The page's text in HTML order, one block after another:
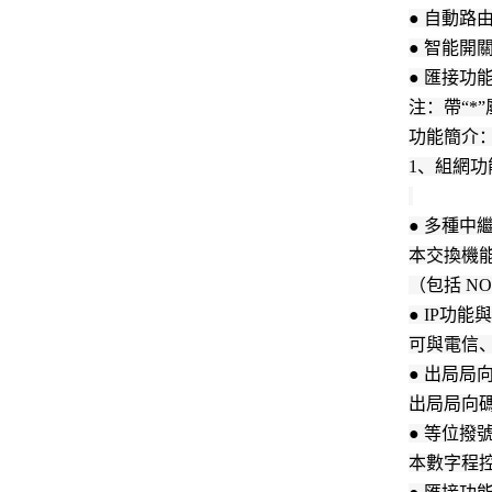
● 自動路
● 智能開
● 匯接功
注：帶“*”
功能簡介
1、組網
● 多種中
本交換機
（包括
● IP功能
可與電信
● 出局局
出局局向
● 等位撥
本數字程